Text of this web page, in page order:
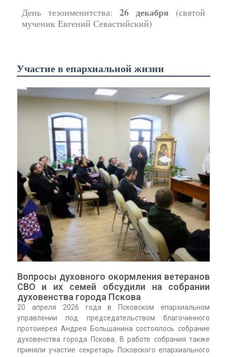
День тезоименитства: 26 декабря (святой
мученик Евгений Севастийский)
Участие в епархиальной жизни
Вопросы духовного окормления ветеранов
СВО и их семей обсудили на собрании
духовенства города Пскова
20 апреля 2026 года в Псковском епархиальном
управлении под председательством благочинного
протоиерея Андрея Большанина состоялось собрание
духовенства города Пскова. В работе собрания также
приняли участие секретарь Псковского епархиального